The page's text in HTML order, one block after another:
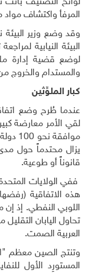
المرفأ واكتشاف
وقد وضع وزير
البيئة النيابية
لوضع قضية إدارة
والمستدام والخروج
كبار الملوِّثين
عندما طُرح وضع
لقي الأمر معارضة
يزال محتدماً حول
قانوناً أو طوعية.
ففي الولايات
هذه الاتفاقية
اللوبي النفطي. إذ إن
تحاول اليابان
العربية الصمت.
المستورِد الأول